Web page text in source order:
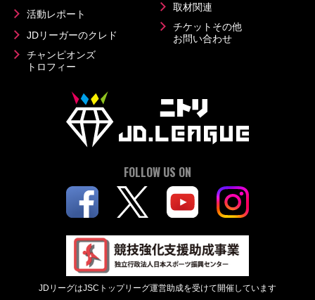
活動レポート
JDリーガーのクレド
チャンピオンズ
トロフィー
取材関連
チケットその他
お問い合わせ
FOLLOW US ON
JDリーグはJSCトップリーグ運営助成を受けて開催しています